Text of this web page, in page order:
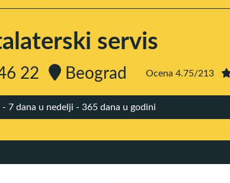
servis
22 Beograd Ocena 4.75/213
- 7 dana u nedelji - 365 dana u godini